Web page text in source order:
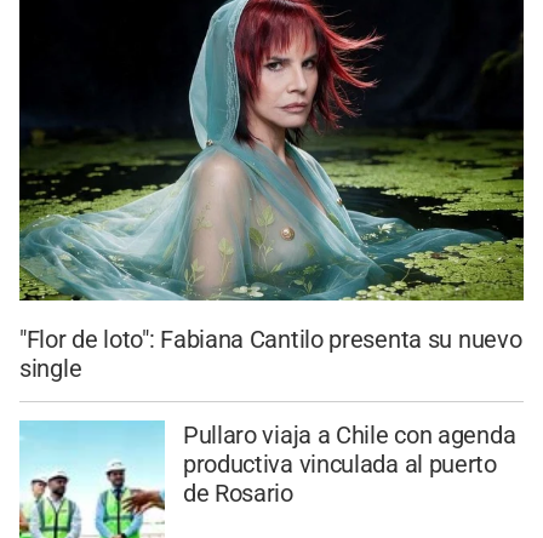
"Flor de loto": Fabiana Cantilo presenta su nuevo
single
Pullaro viaja a Chile con agenda
productiva vinculada al puerto
de Rosario